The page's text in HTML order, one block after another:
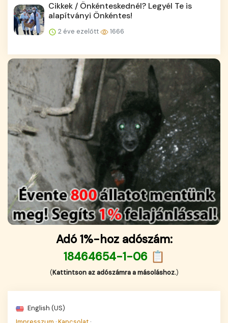
Cikkek / Önkénteskednél? Legyél Te is
alapítványi Önkéntes!
2 éve ezelőtt 1666
Adó 1%-hoz adószám:
18464654-1-06 📋
(Kattintson az adószámra a másoláshoz.)
English (US)